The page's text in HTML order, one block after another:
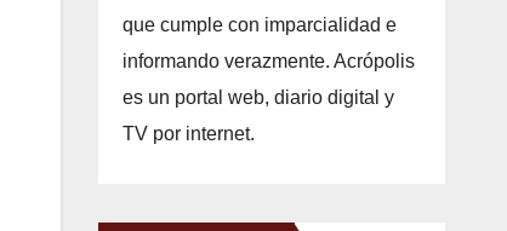
que cumple con imparcialidad e
informando verazmente. Acrópolis
es un portal web, diario digital y
TV por internet.